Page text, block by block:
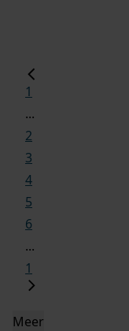
1
...
2
3
4
5
6
...
1
Meer